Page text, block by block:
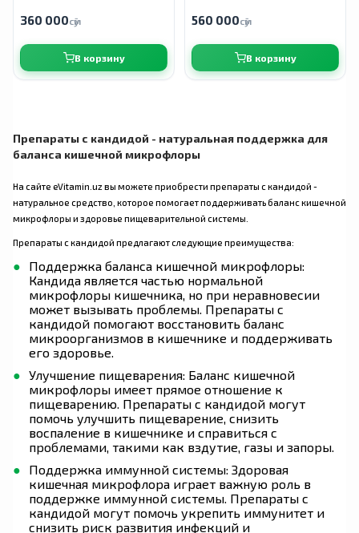
360 000сӯм
В корзину
560 000сӯм
В корзину
Препараты с кандидой - натуральная поддержка для
баланса кишечной микрофлоры
На сайте eVitamin.uz вы можете приобрести препараты с кандидой -
натуральное средство, которое помогает поддерживать баланс кишечной
микрофлоры и здоровье пищеварительной системы.
Препараты с кандидой предлагают следующие преимущества:
Поддержка баланса кишечной микрофлоры:
Кандида является частью нормальной
микрофлоры кишечника, но при неравновесии
может вызывать проблемы. Препараты с
кандидой помогают восстановить баланс
микроорганизмов в кишечнике и поддерживать
его здоровье.
Улучшение пищеварения: Баланс кишечной
микрофлоры имеет прямое отношение к
пищеварению. Препараты с кандидой могут
помочь улучшить пищеварение, снизить
воспаление в кишечнике и справиться с
проблемами, такими как вздутие, газы и запоры.
Поддержка иммунной системы: Здоровая
кишечная микрофлора играет важную роль в
поддержке иммунной системы. Препараты с
кандидой могут помочь укрепить иммунитет и
снизить риск развития инфекций и